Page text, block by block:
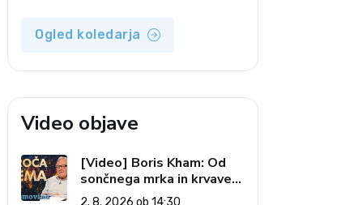
Ogled koledarja
Video objave
[Video] Boris Kham: Od
sončnega mrka in krvave
lune do slovenskih
2. 8. 2026 ob 14:30